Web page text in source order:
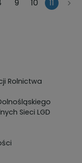
9 10 11
Rolnictwa
Sieci LGD